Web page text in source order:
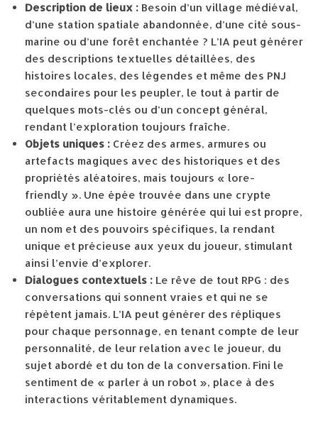
Description de lieux : Besoin d’un village médiéval,
d’une station spatiale abandonnée, d’une cité sous-
marine ou d’une forêt enchantée ? L’IA peut générer
des descriptions textuelles détaillées, des
histoires locales, des légendes et même des PNJ
secondaires pour les peupler, le tout à partir de
quelques mots-clés ou d’un concept général,
rendant l’exploration toujours fraîche.
Objets uniques : Créez des armes, armures ou
artefacts magiques avec des historiques et des
propriétés aléatoires, mais toujours « lore-
friendly ». Une épée trouvée dans une crypte
oubliée aura une histoire générée qui lui est propre,
un nom et des pouvoirs spécifiques, la rendant
unique et précieuse aux yeux du joueur, stimulant
ainsi l’envie d’explorer.
Dialogues contextuels : Le rêve de tout RPG : des
conversations qui sonnent vraies et qui ne se
répètent jamais. L’IA peut générer des répliques
pour chaque personnage, en tenant compte de leur
personnalité, de leur relation avec le joueur, du
sujet abordé et du ton de la conversation. Fini le
sentiment de « parler à un robot », place à des
interactions véritablement dynamiques.